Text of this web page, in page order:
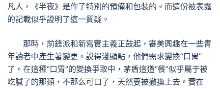
凡人，《半夜》是作了特別的預備和包裝的。而這份被表露
的記載似乎證明了這一質疑。
那時，前鋒派和新寫實主義正鼓起，審美興趣在一些青
年讀者中產生著變更。說得淺顯點，他們需求變換“口胃”
了。在這種“口胃”的變換爭取中，茅盾這道“餐”似乎屬于被
吃膩了的那類，不那么可口了，天然要被撤換上去。實在